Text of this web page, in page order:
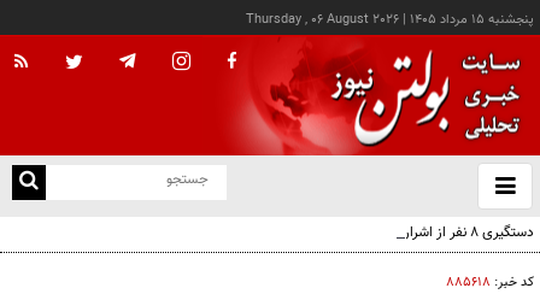
پنجشنبه ۱۵ مرداد ۱۴۰۵ |
Thursday , 06 August 2026
باز
و
دستگیری ۸ نفر از اشرار مسلح شاخص و مرتبطین گروهک‌های تروریستی
کد خبر: ۸۸۵۶۱۸